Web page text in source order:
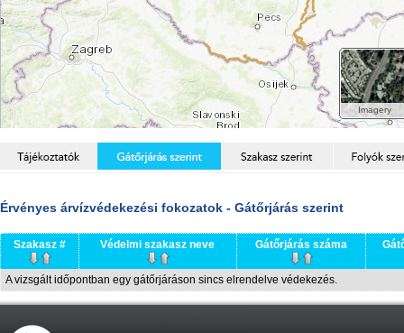
Érvényes árvízvédekezési fokozatok - Gátőrjárás szerint
Szakasz # Védelmi szakasz neve Gátőrjárás száma
A vizsgált időpontban egy gátőrjáráson sincs elrendelve védekezés.